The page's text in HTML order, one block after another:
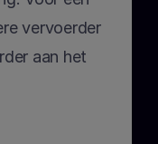
vervoerder
aan het